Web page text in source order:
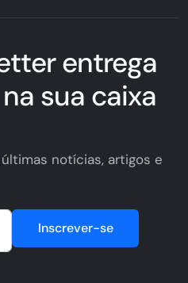
entrega
sua caixa
notícias, artigos e
Inscrever-se